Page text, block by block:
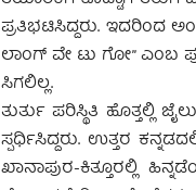
ಪ್ರತಿಭಟಿಸಿದ್ದರು. ಇದರಿಂದ
ಲಾಂಗ್ ವೇ ಟು ಗೋ” ಎಂಬ
ಸಿಗಲಿಲ್ಲ.
ತುರ್ತು ಪರಿಸ್ಥಿತಿ ಹೊತ್ತಲ್ಲಿ
ಸ್ಪರ್ಧಿಸಿದ್ದರು. ಉತ್ತರ
ಖಾನಾಪುರ-ಕಿತ್ತೂರಲ್ಲಿ